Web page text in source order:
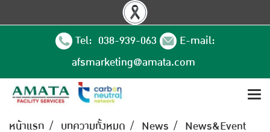
Tel: 038-939-063
E-mail:
afsmarketing@amata.com
หน้าแรก บทความทั้งหมด News
News&Event